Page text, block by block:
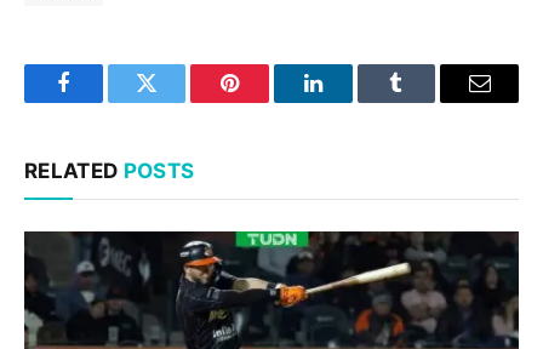
FacebookTwitter Pinterest LinkedInTumblr Email
RELATED POSTS